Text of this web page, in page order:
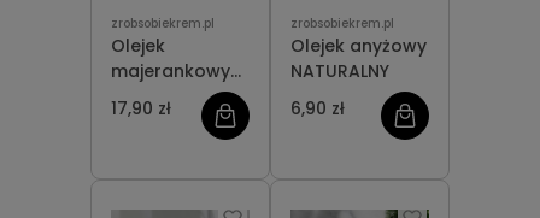
zrobsobiekrem.pl
Olejek
majerankowy
NATURALNY
17,90 zł
zrobsobiekrem.pl
Olejek anyżowy
NATURALNY
6,90 zł